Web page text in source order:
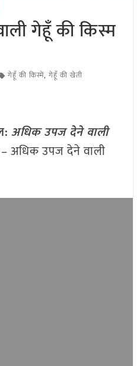
गेहूँ की किस्म
गेहूँ की किस्में, गेहूँ की खेती
अधिक उपज देने वाली
अधिक उपज देने वाली